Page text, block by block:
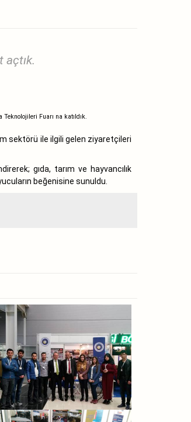
açtık.
Fuarı na katıldık.
sektörü ile ilgili gelen ziyaretçileri
gıda, tarım ve hayvancılık
beğenisine sunuldu.